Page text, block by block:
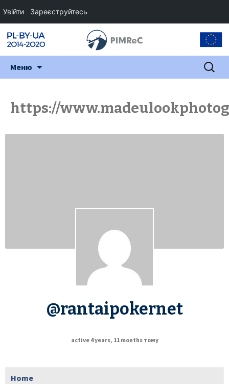
Меню Пошук:
https://
@rantaipokernet
active 4 years, 11 months тому
Home
Увійти Зареєструйтесь